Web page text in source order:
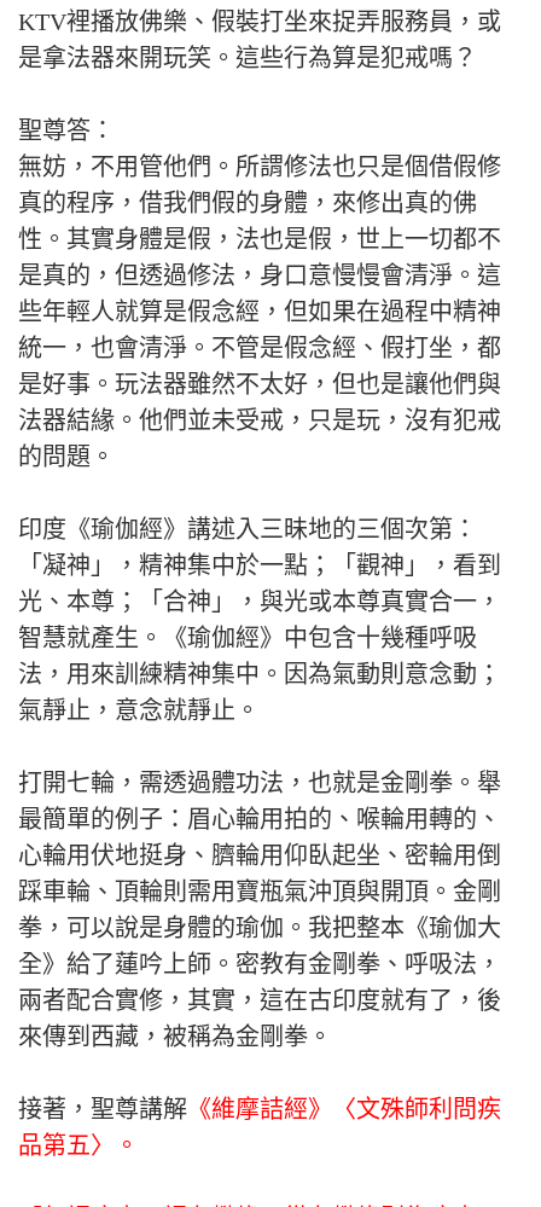
KTV裡播放佛樂、假裝打坐來捉弄服務員，或
是拿法器來開玩笑。這些行為算是犯戒嗎？
聖尊答：
無妨，不用管他們。所謂修法也只是個借假修
真的程序，借我們假的身體，來修出真的佛
性。其實身體是假，法也是假，世上一切都不
是真的，但透過修法，身口意慢慢會清淨。這
些年輕人就算是假念經，但如果在過程中精神
統一，也會清淨。不管是假念經、假打坐，都
是好事。玩法器雖然不太好，但也是讓他們與
法器結緣。他們並未受戒，只是玩，沒有犯戒
的問題。
印度《瑜伽經》講述入三昧地的三個次第：
「凝神」，精神集中於一點；「觀神」，看到
光、本尊；「合神」，與光或本尊真實合一，
智慧就產生。《瑜伽經》中包含十幾種呼吸
法，用來訓練精神集中。因為氣動則意念動；
氣靜止，意念就靜止。
打開七輪，需透過體功法，也就是金剛拳。舉
最簡單的例子：眉心輪用拍的、喉輪用轉的、
心輪用伏地挺身、臍輪用仰臥起坐、密輪用倒
踩車輪、頂輪則需用寶瓶氣沖頂與開頂。金剛
拳，可以說是身體的瑜伽。我把整本《瑜伽大
全》給了蓮吟上師。密教有金剛拳、呼吸法，
兩者配合實修，其實，這在古印度就有了，後
來傳到西藏，被稱為金剛拳。
接著，聖尊講解 《維摩詰經》〈文殊師利問疾
品第五〉。